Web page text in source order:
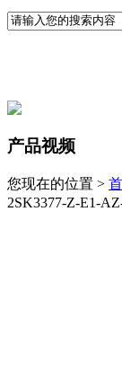
产品视频
您现在的位置 >
2SK3377-Z-E1-